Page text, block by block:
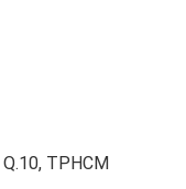
TPHCM